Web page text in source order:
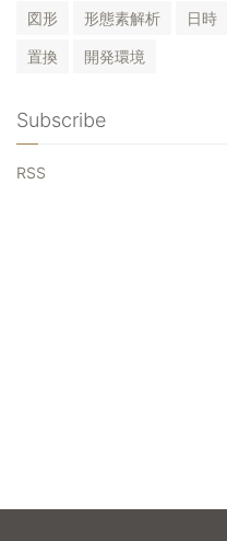
図形 形態素解析 日時
置換 開発環境
Subscribe
RSS